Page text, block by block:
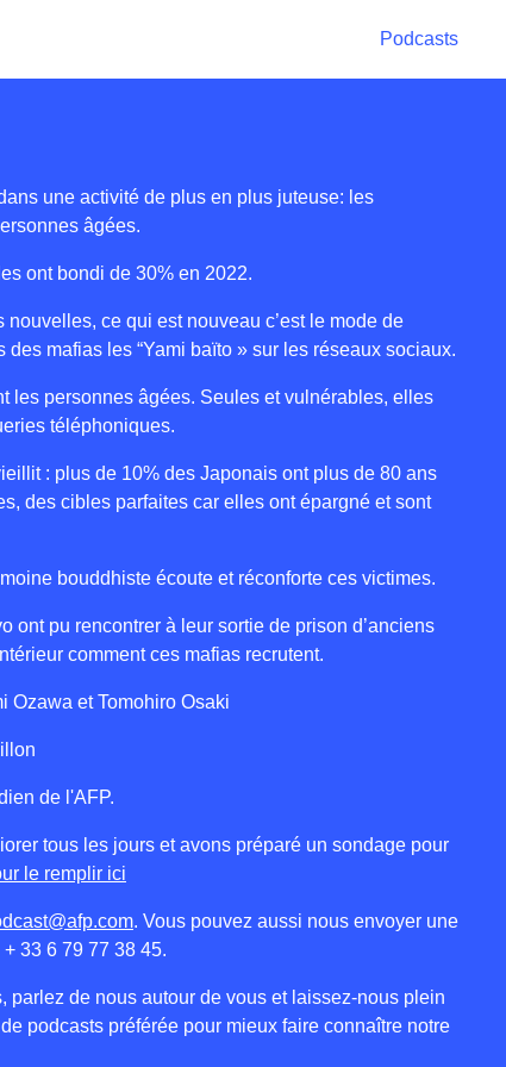
Podcasts
une activité de plus en plus juteuse: les
âgées.
ont bondi de 30% en 2022.
ce qui est nouveau c’est le mode de
des mafias les “Yami baïto » sur les réseaux sociaux.
les personnes âgées. Seules et vulnérables, elles
téléphoniques.
: plus de 10% des Japonais ont plus de 80 ans
des cibles parfaites car elles ont épargné et sont
bouddhiste écoute et réconforte ces victimes.
ont pu rencontrer à leur sortie de prison d’anciens
comment ces mafias recrutent.
Ozawa et Tomohiro Osaki
de l'AFP.
tous les jours et avons préparé un sondage pour
le remplir ici
. Vous pouvez aussi nous envoyer une
33 6 79 77 38 45.
parlez de nous autour de vous et laissez-nous plein
podcasts préférée pour mieux faire connaître notre